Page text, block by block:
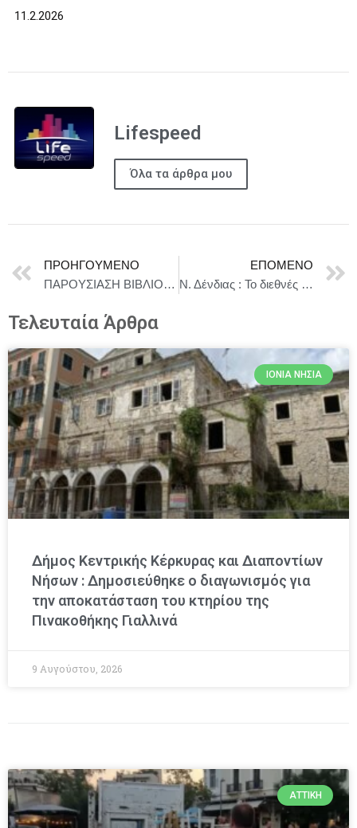
11.2.2026
Lifespeed
Όλα τα άρθρα μου
ΠΡΟΗΓΟΎΜΕΝΟ
ΠΑΡΟΥΣΙΑΣΗ ΒΙΒΛΙΟΥ “Η ΤΡΙΛΟΓΙΑ ΤΗΣ ΕΞΟΧΗΣ” – ΠΑΡΑΣΚΕΥΗ 13 ΦΕΒΡΟΥΑΡΙΟΥ 18:30
ΕΠΌΜΕΝΟ
Ν. Δένδιας : Το διεθνές σύστημα εισέρχεται σε μια φάση μεγάλης ρευστότητας, σε μια φάση ανταγωνισμού ισχύος.
Τελευταία Άρθρα
ΙΌΝΙΑ ΝΗΣΙΆ
Δήμος Κεντρικής Κέρκυρας και Διαποντίων
Νήσων : Δημοσιεύθηκε ο διαγωνισμός για
την αποκατάσταση του κτηρίου της
Πινακοθήκης Γιαλλινά
9 Αυγούστου, 2026
ΑΤΤΙΚΉ